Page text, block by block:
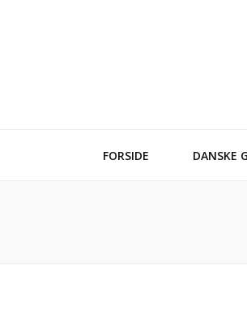
FORSIDE DANSKE